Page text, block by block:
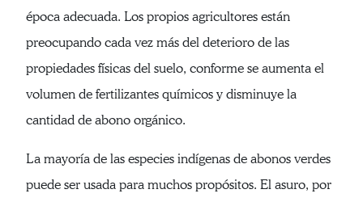
época adecuada. Los propios agricultores están
preocupando cada vez más del deterioro de las
propiedades físicas del suelo, conforme se aumenta el
volumen de fertilizantes químicos y disminuye la
cantidad de abono orgánico.
La mayoría de las especies indígenas de abonos verdes
puede ser usada para muchos propósitos. El asuro, por